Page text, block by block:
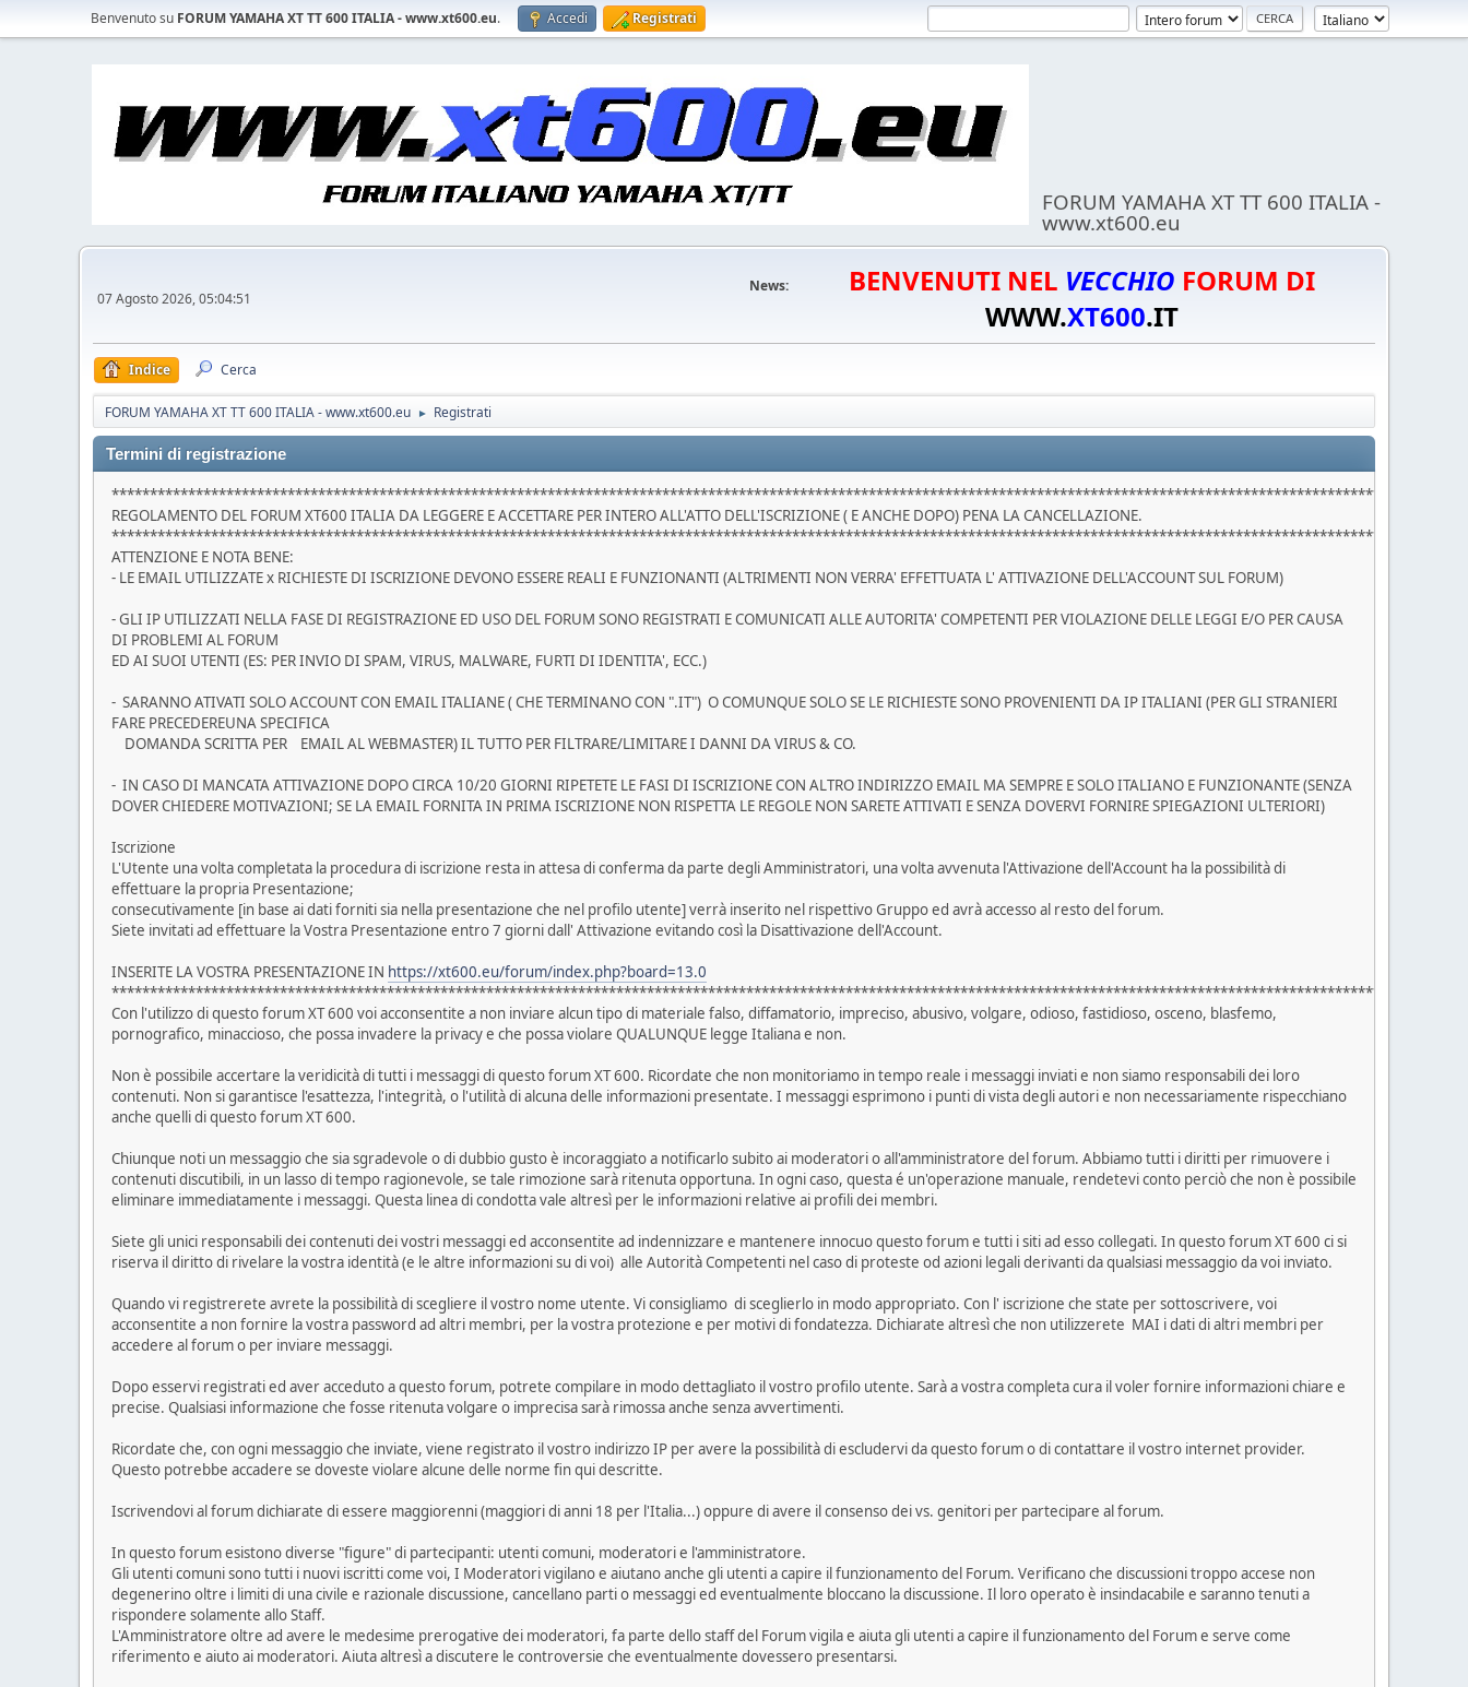
Benvenuto su FORUM YAMAHA XT TT 600 ITALIA - www.xt600.eu. Accedi Registrati
FORUM YAMAHA XT TT 600 ITALIA -
www.xt600.eu
07 Agosto 2026, 05:04:51
News: BENVENUTI NEL VECCHIO FORUM DI
WWW.XT600.IT
Indice Cerca
FORUM YAMAHA XT TT 600 ITALIA - www.xt600.eu ► Registrati
Termini di registrazione
REGOLAMENTO DEL FORUM XT600 ITALIA DA LEGGERE E ACCETTARE PER INTERO ALL'ATTO DELL'ISCRIZIONE ( E ANCHE DOPO) PENA LA CANCELLAZIONE.
ATTENZIONE E NOTA BENE:
- LE EMAIL UTILIZZATE x RICHIESTE DI ISCRIZIONE DEVONO ESSERE REALI E FUNZIONANTI (ALTRIMENTI NON VERRA' EFFETTUATA L' ATTIVAZIONE DELL'ACCOUNT SUL FORUM)
- GLI IP UTILIZZATI NELLA FASE DI REGISTRAZIONE ED USO DEL FORUM SONO REGISTRATI E COMUNICATI ALLE AUTORITA' COMPETENTI PER VIOLAZIONE DELLE LEGGI E/O PER CAUSA
DI PROBLEMI AL FORUM
ED AI SUOI UTENTI (ES: PER INVIO DI SPAM, VIRUS, MALWARE, FURTI DI IDENTITA', ECC.)
- SARANNO ATIVATI SOLO ACCOUNT CON EMAIL ITALIANE ( CHE TERMINANO CON ".IT") O COMUNQUE SOLO SE LE RICHIESTE SONO PROVENIENTI DA IP ITALIANI (PER GLI STRANIERI
FARE PRECEDEREUNA SPECIFICA
DOMANDA SCRITTA PER EMAIL AL WEBMASTER) IL TUTTO PER FILTRARE/LIMITARE I DANNI DA VIRUS & CO.
- IN CASO DI MANCATA ATTIVAZIONE DOPO CIRCA 10/20 GIORNI RIPETETE LE FASI DI ISCRIZIONE CON ALTRO INDIRIZZO EMAIL MA SEMPRE E SOLO ITALIANO E FUNZIONANTE (SENZA
DOVER CHIEDERE MOTIVAZIONI; SE LA EMAIL FORNITA IN PRIMA ISCRIZIONE NON RISPETTA LE REGOLE NON SARETE ATTIVATI E SENZA DOVERVI FORNIRE SPIEGAZIONI ULTERIORI)
Iscrizione
L'Utente una volta completata la procedura di iscrizione resta in attesa di conferma da parte degli Amministratori, una volta avvenuta l'Attivazione dell'Account ha la possibilità di
effettuare la propria Presentazione;
consecutivamente [in base ai dati forniti sia nella presentazione che nel profilo utente] verrà inserito nel rispettivo Gruppo ed avrà accesso al resto del forum.
Siete invitati ad effettuare la Vostra Presentazione entro 7 giorni dall' Attivazione evitando così la Disattivazione dell'Account.
INSERITE LA VOSTRA PRESENTAZIONE IN https://xt600.eu/forum/index.php?board=13.0
Con l'utilizzo di questo forum XT 600 voi acconsentite a non inviare alcun tipo di materiale falso, diffamatorio, impreciso, abusivo, volgare, odioso, fastidioso, osceno, blasfemo,
pornografico, minaccioso, che possa invadere la privacy e che possa violare QUALUNQUE legge Italiana e non.
Non è possibile accertare la veridicità di tutti i messaggi di questo forum XT 600. Ricordate che non monitoriamo in tempo reale i messaggi inviati e non siamo responsabili dei loro
contenuti. Non si garantisce l'esattezza, l'integrità, o l'utilità di alcuna delle informazioni presentate. I messaggi esprimono i punti di vista degli autori e non necessariamente rispecchiano
anche quelli di questo forum XT 600.
Chiunque noti un messaggio che sia sgradevole o di dubbio gusto è incoraggiato a notificarlo subito ai moderatori o all'amministratore del forum. Abbiamo tutti i diritti per rimuovere i
contenuti discutibili, in un lasso di tempo ragionevole, se tale rimozione sarà ritenuta opportuna. In ogni caso, questa é un'operazione manuale, rendetevi conto perciò che non è possibile
eliminare immediatamente i messaggi. Questa linea di condotta vale altresì per le informazioni relative ai profili dei membri.
Siete gli unici responsabili dei contenuti dei vostri messaggi ed acconsentite ad indennizzare e mantenere innocuo questo forum e tutti i siti ad esso collegati. In questo forum XT 600 ci si
riserva il diritto di rivelare la vostra identità (e le altre informazioni su di voi) alle Autorità Competenti nel caso di proteste od azioni legali derivanti da qualsiasi messaggio da voi inviato.
Quando vi registrerete avrete la possibilità di scegliere il vostro nome utente. Vi consigliamo di sceglierlo in modo appropriato. Con l' iscrizione che state per sottoscrivere, voi
acconsentite a non fornire la vostra password ad altri membri, per la vostra protezione e per motivi di fondatezza. Dichiarate altresì che non utilizzerete MAI i dati di altri membri per
accedere al forum o per inviare messaggi.
Dopo esservi registrati ed aver acceduto a questo forum, potrete compilare in modo dettagliato il vostro profilo utente. Sarà a vostra completa cura il voler fornire informazioni chiare e
precise. Qualsiasi informazione che fosse ritenuta volgare o imprecisa sarà rimossa anche senza avvertimenti.
Ricordate che, con ogni messaggio che inviate, viene registrato il vostro indirizzo IP per avere la possibilità di escludervi da questo forum o di contattare il vostro internet provider.
Questo potrebbe accadere se doveste violare alcune delle norme fin qui descritte.
Iscrivendovi al forum dichiarate di essere maggiorenni (maggiori di anni 18 per l'Italia...) oppure di avere il consenso dei vs. genitori per partecipare al forum.
In questo forum esistono diverse "figure" di partecipanti: utenti comuni, moderatori e l'amministratore.
Gli utenti comuni sono tutti i nuovi iscritti come voi, I Moderatori vigilano e aiutano anche gli utenti a capire il funzionamento del Forum. Verificano che discussioni troppo accese non
degenerino oltre i limiti di una civile e razionale discussione, cancellano parti o messaggi ed eventualmente bloccano la discussione. Il loro operato è insindacabile e saranno tenuti a
rispondere solamente allo Staff.
L'Amministratore oltre ad avere le medesime prerogative dei moderatori, fa parte dello staff del Forum vigila e aiuta gli utenti a capire il funzionamento del Forum e serve come
riferimento e aiuto ai moderatori. Aiuta altresì a discutere le controversie che eventualmente dovessero presentarsi.